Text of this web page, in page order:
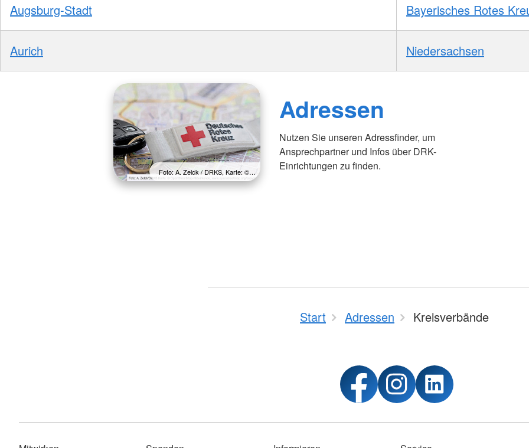
Augsburg-Stadt Bayerisches Rotes
Aurich Niedersachsen
Foto: A. Zelck / DRKS, Karte: ©…
Adressen
Nutzen Sie unseren Adressfinder, um
Ansprechpartner und Infos über DRK-
Einrichtungen zu finden.
Start Adressen Kreisverbände